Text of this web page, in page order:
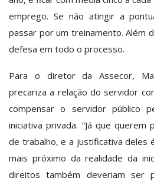
emprego. Se não atingir a
passar por um treinamento. Além
defesa em todo o processo.
Para o diretor da Assecor,
precariza a relação do servidor
compensar o servidor público
iniciativa privada. “Já que querem
de trabalho, e a justificativa deles
mais próximo da realidade da
direitos também deveriam ser